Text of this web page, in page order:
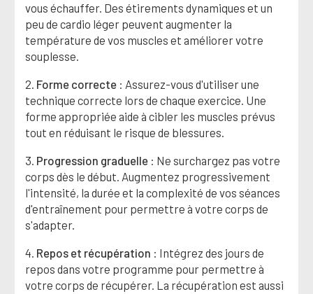
vous échauffer. Des étirements dynamiques et un
peu de cardio léger peuvent augmenter la
température de vos muscles et améliorer votre
souplesse.
2. Forme correcte: Assurez-vous d'utiliser une
technique correcte lors de chaque exercice. Une
forme appropriée aide à cibler les muscles prévus
tout en réduisant le risque de blessures.
3. Progression graduelle: Ne surchargez pas votre
corps dès le début. Augmentez progressivement
l'intensité, la durée et la complexité de vos séances
d'entraînement pour permettre à votre corps de
s'adapter.
4. Repos et récupération : Intégrez des jours de
repos dans votre programme pour permettre à
votre corps de récupérer. La récupération est aussi